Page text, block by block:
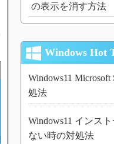
の表示を消す方法
Windows Hot
Windows11
処法
Windows11 インス
ない時の対処法